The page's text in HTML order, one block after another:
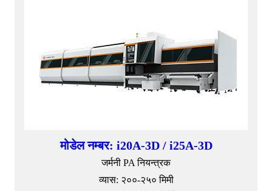
मोडेल नम्बर: i20A-3D / i25A-3D
जर्मनी PA नियन्त्रक
व्यास: २००-२५० मिमी